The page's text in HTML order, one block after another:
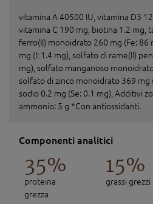
vitamina A 40500 IU, vitamina D3
vitamina C 190 mg, biotina 1.2 mg,
ferro(II) monoidrato 260 mg (Fe: 86
mg (I: 1.4 mg), solfato di rame(II)
mg), solfato manganoso
solfato di zinco monoidrato 369 mg
sodio 0.2 mg (Se: 0.1 mg), Additivi
ammonio: 5 g *Con antiossidanti.
Componenti analitici
35%
proteina
grezza
15%
grassi grezzi